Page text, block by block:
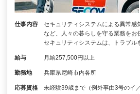
仕事内容
セキュリティシステムによる異常感
など、人々の暮らしを守る業務を
セキュリティシステムは、トラブル
給与 月給257,500円以上
勤務地 兵庫県尼崎市内各所
応募資格
未経験39歳まで（例外事由3号のイ